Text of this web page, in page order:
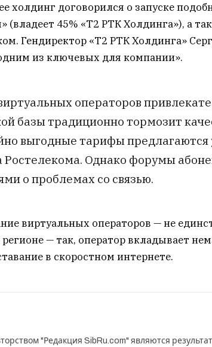
холдинг договорился о запуске
(владеет 45% «Т2 РТК Холдинга»), а
Гендиректор «Т2 РТК Холдинга»
из ключевых для компании».
операторов
базы традиционно тормозит
выгодные тарифы предлагаются
Ростелекома. Однако форумы
о проблемах со связью.
виртуальных операторов — не
— так, оператор вкладывает
в скоростном интернете.
"Редакция SibRu.com" являются